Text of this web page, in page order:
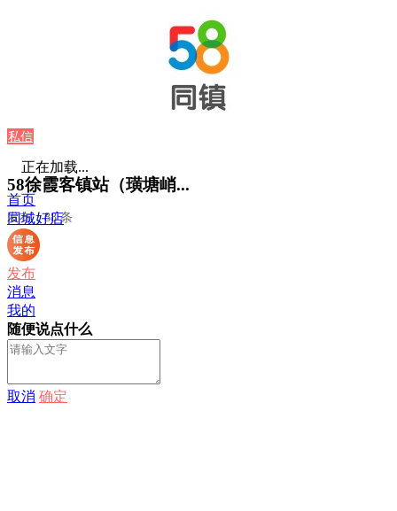
私信
58徐霞客镇站（璜塘峭...
发布：88 条
正在加载...
首页
同城好店
发布
消息
我的
随便说点什么
取消 确定